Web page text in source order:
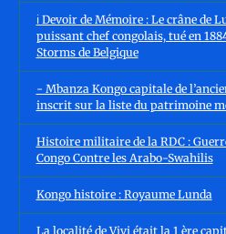
ℹ️ Devoir de Mémoire : Le crâne de
puissant chef congolais, tué en
Storms de Belgique
- Mbanza Kongo capitale de
inscrit sur la liste du patrimoine
Histoire militaire de la RDC :
Congo Contre les Arabo-Swahilis
Kongo histoire : Royaume Lunda
La localité de Vivi était la 1 ère